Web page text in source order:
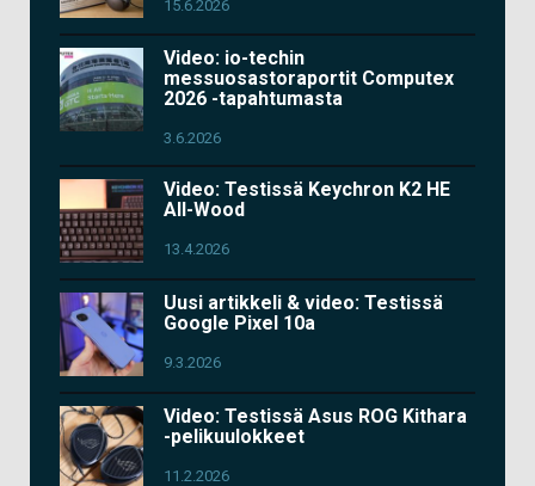
15.6.2026
Video: io-techin
messuosastoraportit Computex
2026 -tapahtumasta
3.6.2026
Video: Testissä Keychron K2 HE
All-Wood
13.4.2026
Uusi artikkeli & video: Testissä
Google Pixel 10a
9.3.2026
Video: Testissä Asus ROG Kithara
-pelikuulokkeet
11.2.2026